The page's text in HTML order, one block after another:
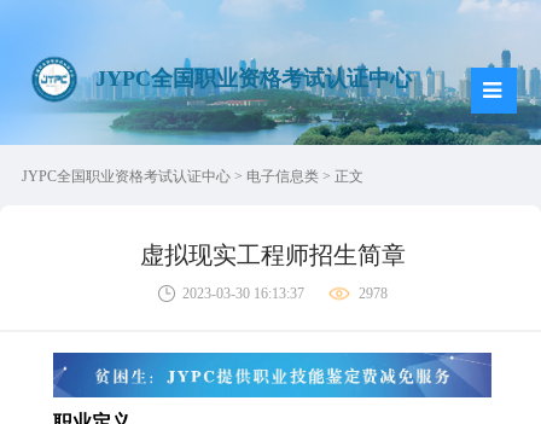
JYPC全国职业资格考试认证中心
JYPC全国职业资格考试认证中心 > 电子信息类 > 正文
虚拟现实工程师招生简章
2023-03-30 16:13:37 2978